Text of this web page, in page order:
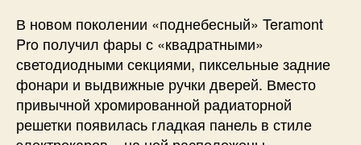
В новом поколении «поднебесный» Teramont
Pro получил фары с «квадратными»
светодиодными секциями, пиксельные задние
фонари и выдвижные ручки дверей. Вместо
привычной хромированной радиаторной
решетки появилась гладкая панель в стиле